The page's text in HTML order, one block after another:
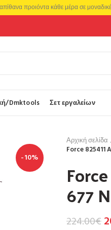
Dmktools Σετ εργαλείων
-10%
Αρχική σελίδα
Force 825411
677
224.00€
προιόντα κάθε μέρα σε